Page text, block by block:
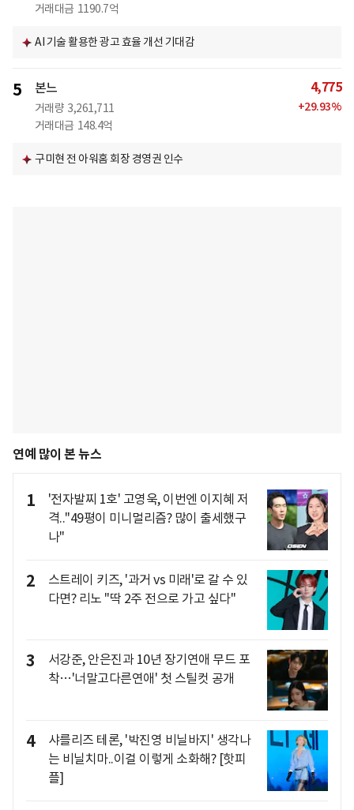
거래대금 1190.7억
AI 기술 활용한 광고 효율 개선 기대감
5 본느
거래량 3,261,711
거래대금 148.4억
4,775
+29.93%
구미현 전 아워홈 회장 경영권 인수
연예 많이 본 뉴스
1
'전자발찌 1호' 고영욱, 이번엔 이지혜 저
격.."49평이 미니멀리즘? 많이 출세했구
나"
2
스트레이 키즈, '과거 vs 미래'로 갈 수 있
다면? 리노 "딱 2주 전으로 가고 싶다"
3
서강준, 안은진과 10년 장기연애 무드 포
착…'너말고다른연애' 첫 스틸컷 공개
4
샤를리즈 테론, '박진영 비닐바지' 생각나
는 비닐치마..이걸 이렇게 소화해? [핫피
플]